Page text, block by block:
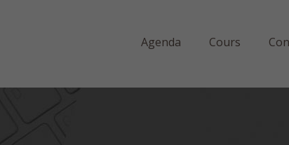
Agenda Cours